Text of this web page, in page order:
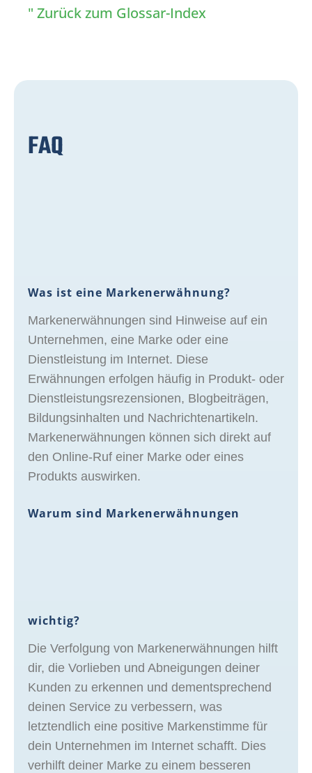
" Zurück zum Glossar-Index
FAQ
Was ist eine Markenerwähnung?
Markenerwähnungen sind Hinweise auf ein
Unternehmen, eine Marke oder eine
Dienstleistung im Internet. Diese
Erwähnungen erfolgen häufig in Produkt- oder
Dienstleistungsrezensionen, Blogbeiträgen,
Bildungsinhalten und Nachrichtenartikeln.
Markenerwähnungen können sich direkt auf
den Online-Ruf einer Marke oder eines
Produkts auswirken.
Warum sind Markenerwähnungen
wichtig?
Die Verfolgung von Markenerwähnungen hilft
dir, die Vorlieben und Abneigungen deiner
Kunden zu erkennen und dementsprechend
deinen Service zu verbessern, was
letztendlich eine positive Markenstimme für
dein Unternehmen im Internet schafft. Dies
verhilft deiner Marke zu einem besseren